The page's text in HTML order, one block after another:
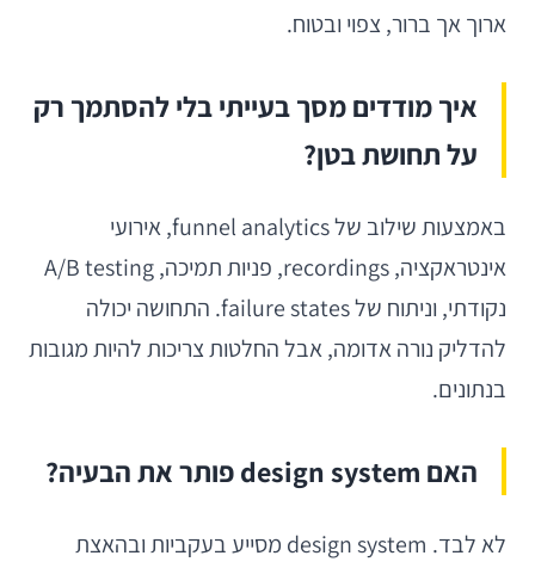
ארוך אך ברור, צפוי ובטוח.
איך מודדים מסך בעייתי בלי להסתמך רק
על תחושת בטן?
באמצעות שילוב של funnel analytics, אירועי
אינטראקציה, recordings, פניות תמיכה, A/B testing
נקודתי, וניתוח של failure states. התחושה יכולה
להדליק נורה אדומה, אבל החלטות צריכות להיות מגובות
בנתונים.
האם design system פותר את הבעיה?
לא לבד. design system מסייע בעקביות ובהאצת